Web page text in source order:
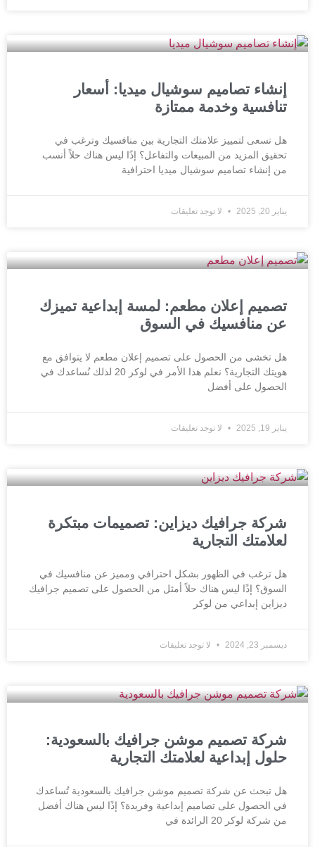
إنشاء تصاميم سوشيال ميديا: أسعار
تنافسية وخدمة ممتازة
هل تسعى لتمييز علامتك التجارية بين منافسيك وترغب في
تحقيق المزيد من المبيعات والتفاعل؟ إذًا ليس هناك حلاً أنسب
من إنشاء تصاميم سوشيال ميديا احترافية
يناير 20, 2025 لا توجد تعليقات
تصميم إعلان مطعم: لمسة إبداعية تميزك
عن منافسيك في السوق
هل تخشى من الحصول على تصميم إعلان مطعم لا يتوافق مع
هويتك التجارية؟ نعلم هذا الأمر في لوكر 20 لذلك نُساعدك في
الحصول على أفضل
يناير 19, 2025 لا توجد تعليقات
شركة جرافيك ديزاين: تصميمات مبتكرة
لعلامتك التجارية
هل ترغب في الظهور بشكل احترافي ومميز عن منافسيك في
السوق؟ إذًا ليس هناك حلاً أمثل من الحصول على تصميم جرافيك
ديزاين إبداعي من لوكر
ديسمبر 23, 2024 لا توجد تعليقات
شركة تصميم موشن جرافيك بالسعودية:
حلول إبداعية لعلامتك التجارية
هل تبحث عن شركة تصميم موشن جرافيك بالسعودية تُساعدك
في الحصول على تصاميم إبداعية وفريدة؟ إذًا ليس هناك أفضل
من شركة لوكر 20 الرائدة في